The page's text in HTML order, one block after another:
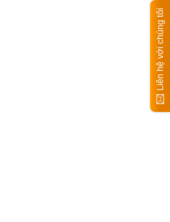
Liên hệ với chúng tôi